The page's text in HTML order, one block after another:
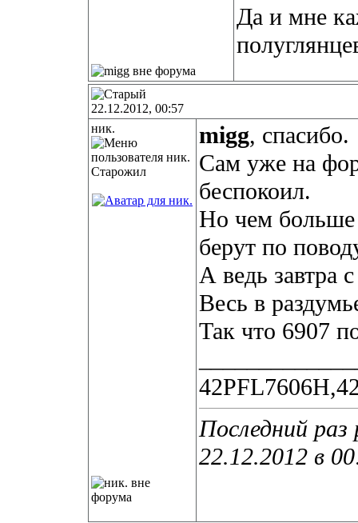
Да и мне
22.12.2012, 00:57
ник.
Старожил
migg, спасибо.
Сам уже на
беспокоил.
Но чем
берут по
А ведь завтра
Весь в
Так что 6907
Последний раз
22.12.2012 в